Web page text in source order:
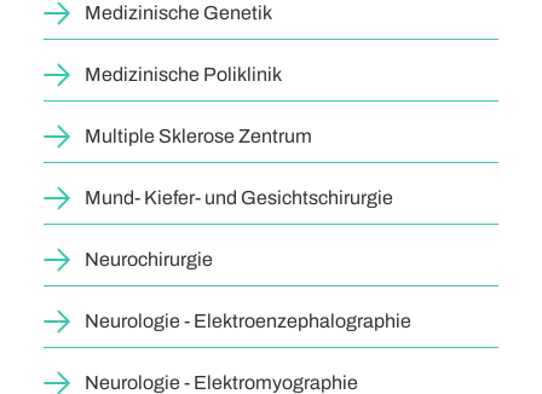
Medizinische Genetik
Medizinische Poliklinik
Multiple Sklerose Zentrum
Mund- Kiefer- und Gesichtschirurgie
Neurochirurgie
Neurologie - Elektroenzephalographie
Neurologie - Elektromyographie